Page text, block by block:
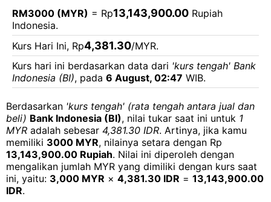
RM3000 (MYR) = Rp13,143,900.00 Rupiah
Indonesia.
Kurs Hari Ini, Rp4,381.30/MYR.
Kurs hari ini berdasarkan data dari 'kurs tengah' Bank
Indonesia (BI), pada 6 August, 02:47 WIB.
Berdasarkan 'kurs tengah' (rata tengah antara jual dan
beli) Bank Indonesia (BI), nilai tukar saat ini untuk 1
MYR adalah sebesar 4,381.30 IDR. Artinya, jika kamu
memiliki 3000 MYR, nilainya setara dengan Rp
13,143,900.00 Rupiah. Nilai ini diperoleh dengan
mengalikan jumlah MYR yang dimiliki dengan kurs saat
ini, yaitu: 3,000 MYR × 4,381.30 IDR = 13,143,900.00
IDR.